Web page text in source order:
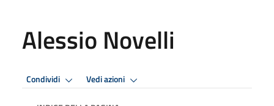
Alessio Novelli
Condividi Vedi azioni